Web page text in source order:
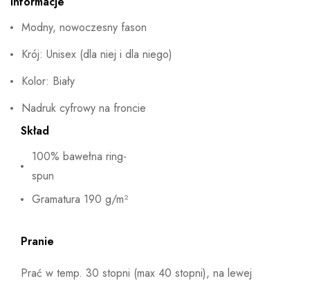
Modny, nowoczesny fason
Krój: Unisex (dla niej i dla niego)
Kolor: Biały
Nadruk cyfrowy na froncie
Skład
100% bawełna ring-
spun
Gramatura 190 g/m²
Pranie
Prać w temp. 30 stopni (max 40 stopni), na lewej